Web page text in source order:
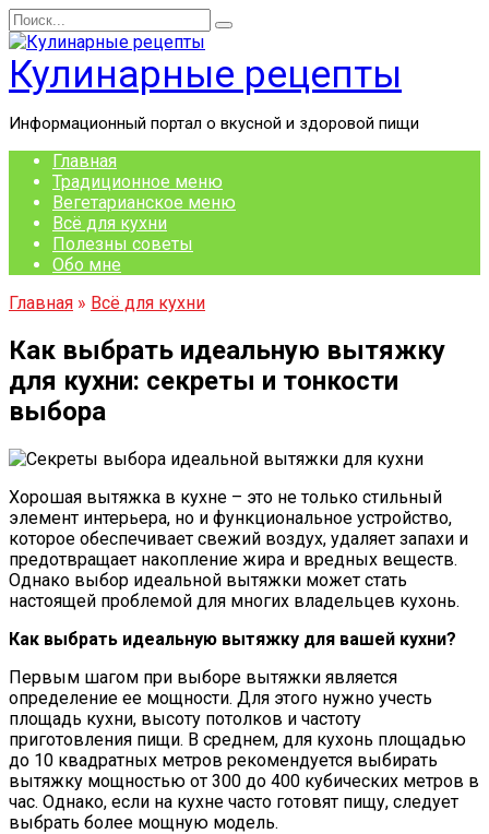
Перейти
к
содержанию
Search
for:
Кулинарные рецепты
Информационный портал о вкусной и здоровой пищи
Главная
Традиционное меню
Вегетарианское меню
Всё для кухни
Полезны советы
Обо мне
Главная » Всё для кухни
Как выбрать идеальную вытяжку
для кухни: секреты и тонкости
выбора
Хорошая вытяжка в кухне – это не только стильный
элемент интерьера, но и функциональное устройство,
которое обеспечивает свежий воздух, удаляет запахи и
предотвращает накопление жира и вредных веществ.
Однако выбор идеальной вытяжки может стать
настоящей проблемой для многих владельцев кухонь.
Как выбрать идеальную вытяжку для вашей кухни?
Первым шагом при выборе вытяжки является
определение ее мощности. Для этого нужно учесть
площадь кухни, высоту потолков и частоту
приготовления пищи. В среднем, для кухонь площадью
до 10 квадратных метров рекомендуется выбирать
вытяжку мощностью от 300 до 400 кубических метров в
час. Однако, если на кухне часто готовят пищу, следует
выбрать более мощную модель.